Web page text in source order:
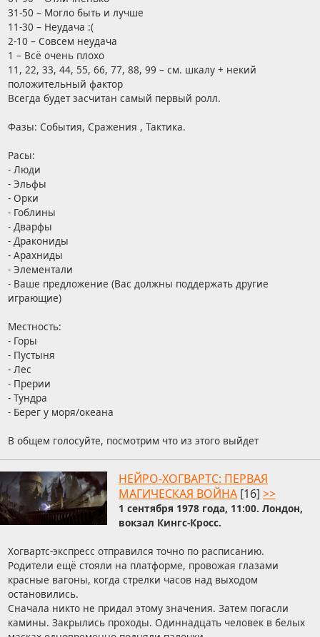
31-50 – Могло быть и лучше
11-30 – Неудача :(
2-10 – Совсем неудача
1 – Всё очень плохо
11, 22, 33, 44, 55, 66, 77, 88, 99 – см. шкалу + некий
положительный фактор
Всегда будет засчитан самый первый ролл.
Фазы: События, Сражения , Тактика.
Расы:
- Люди
- Эльфы
- Орки
- Гоблины
- Дварфы
- Дракониды
- Арахниды
- Элементали
- Ваше предложение (Вас должны поддержать другие
играющие)
Местность:
- Горы
- Пустыня
- Лес
- Прерии
- Тундра
- Берег у моря/океана
В общем голосуйте, посмотрим что из этого выйдет
НЕЙРО-ХОГВАРТС: ПЕРВАЯ
МАГИЧЕСКАЯ ВОЙНА [16] >>
1 сентября 1978 года, 11:00. Лондон,
вокзал Кингс-Кросс.
Хогвартс-экспресс отправился точно по расписанию.
Родители ещё стояли на платформе, провожая глазами
красные вагоны, когда стрелки часов над выходом
остановились.
Сначала никто не придал этому значения. Затем погасли
камины. Закрылись проходы. Одиннадцать человек в белых